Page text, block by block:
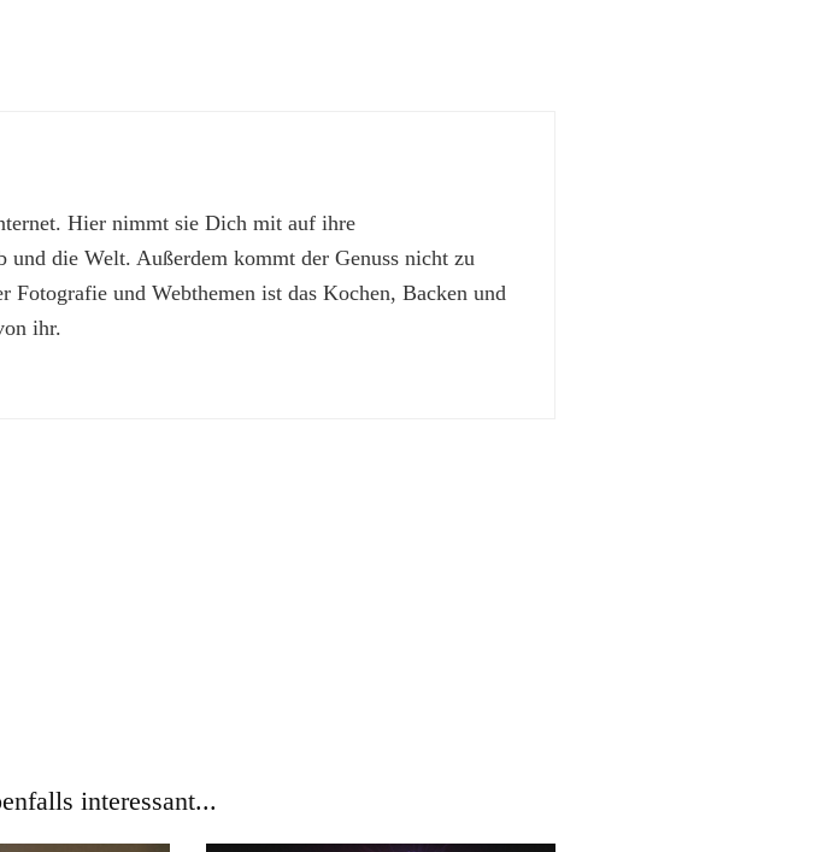
Hier nimmt sie Dich mit auf ihre
und die Welt. Außerdem kommt der Genuss nicht zu
Fotografie und Webthemen ist das Kochen, Backen und
ihr.
interessant...